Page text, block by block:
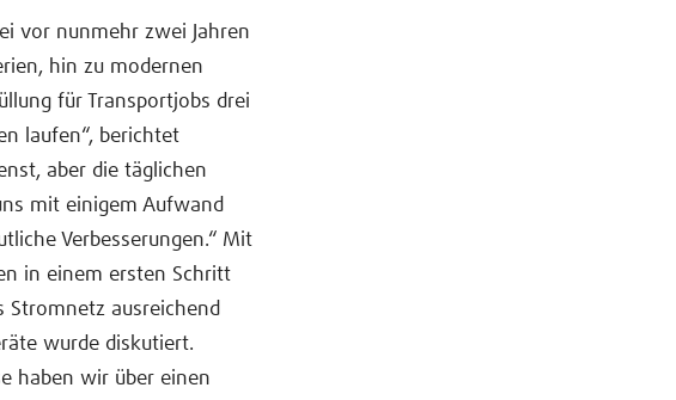
vor nunmehr zwei Jahren
hin zu modernen
für Transportjobs drei
laufen“, berichtet
aber die täglichen
mit einigem Aufwand
Verbesserungen.“ Mit
in einem ersten Schritt
Stromnetz ausreichend
wurde diskutiert.
haben wir über einen